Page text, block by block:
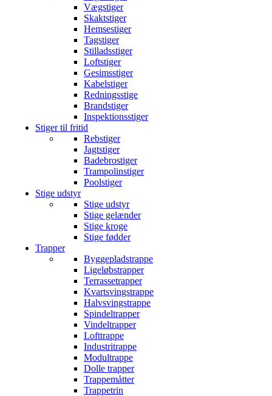
Vægstiger
Skaktstiger
Hemsestiger
Tagstiger
Stilladsstiger
Loftstiger
Gesimsstiger
Kabelstiger
Redningsstige
Brandstiger
Inspektionsstiger
Stiger til fritid
Rebstiger
Jagtstiger
Badebrostiger
Trampolinstiger
Poolstiger
Stige udstyr
Stige udstyr
Stige gelænder
Stige kroge
Stige fødder
Trapper
Byggepladstrappe
Ligeløbstrapper
Terrassetrapper
Kvartsvingstrappe
Halvsvingstrappe
Spindeltrapper
Vindeltrapper
Lofttrappe
Industritrappe
Modultrappe
Dolle trapper
Trappemåtter
Trappetrin